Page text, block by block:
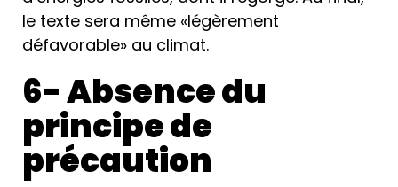
le texte sera même «légèrement
défavorable» au climat.
6- Absence du
principe de
précaution